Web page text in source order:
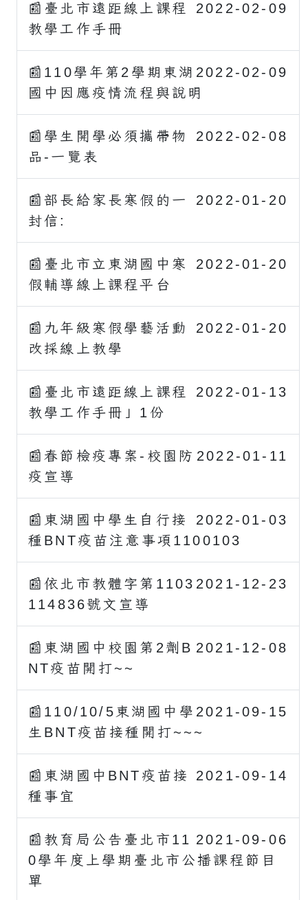
2022-02-09
📰臺北市遠距線上課程
教學工作手冊
2022-02-09
📰110學年第2學期東湖
國中因應疫情流程與說明
2022-02-08
📰學生開學必須攜帶物
品-一覽表
2022-01-20
📰部長給家長寒假的一
封信:
2022-01-20
📰臺北市立東湖國中寒
假輔導線上課程平台
2022-01-20
📰九年級寒假學藝活動
改採線上教學
2022-01-13
📰臺北市遠距線上課程
教學工作手冊」1份
2022-01-11
📰春節檢疫專案-校園防
疫宣導
2022-01-03
📰東湖國中學生自行接
種BNT疫苗注意事項1100103
2021-12-23
📰依北市教體字第1103
114836號文宣導
2021-12-08
📰東湖國中校園第2劑B
NT疫苗開打~~
2021-09-15
📰110/10/5東湖國中學
生BNT疫苗接種開打~~~
2021-09-14
📰東湖國中BNT疫苗接
種事宜
2021-09-06
📰教育局公告臺北市11
0學年度上學期臺北市公播課程節目
單